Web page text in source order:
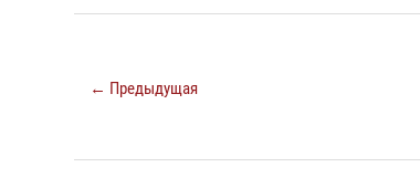
← Предыдущая